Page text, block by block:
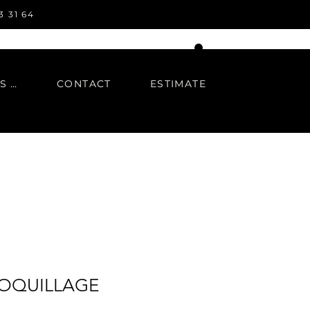
31 64
IN REGARDS TO CONTACT ESTIMATE